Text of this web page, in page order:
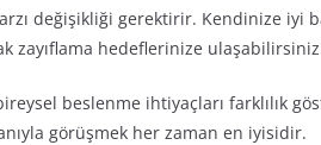
değişikliği gerektirir. Kendinize iyi
zayıflama hedeflerinize
beslenme ihtiyaçları farklılık
görüşmek her zaman en iyisidir.